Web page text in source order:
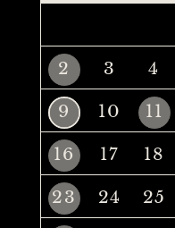
2
3 4
9
10 11
16
17 18
23
24 25